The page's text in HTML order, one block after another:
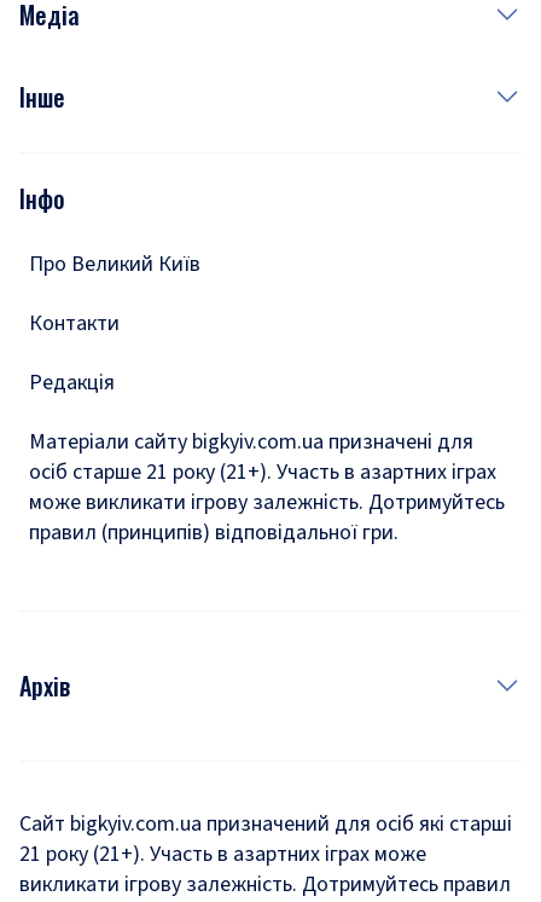
Медіа
Фото
Подкасти
Інше
Тести
Інфо
Про Великий Київ
Контакти
Редакція
Матеріали сайту bigkyiv.com.ua призначені для
осіб старше 21 року (21+). Участь в азартних іграх
може викликати ігрову залежність. Дотримуйтесь
правил (принципів) відповідальної гри.
Архів
Комуналка
Сайт bigkyiv.com.ua призначений для осіб які старші
21 року (21+). Участь в азартних іграх може
викликати ігрову залежність. Дотримуйтесь правил